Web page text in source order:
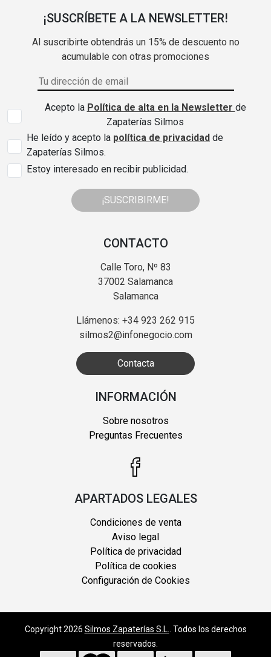
¡SUSCRÍBETE A LA NEWSLETTER!
Al suscribirte obtendrás un 15% de descuento no
acumulable con otras promociones
Acepto la Política de alta en la Newsletter de
Zapaterías Silmos
He leído y acepto la política de privacidad de
Zapaterías Silmos.
Estoy interesado en recibir publicidad.
¡SUSCRIBIRME!
CONTACTO
Calle Toro, Nº 83
37002 Salamanca
Salamanca
Llámenos: +34 923 262 915
silmos2@infonegocio.com
Contacta
INFORMACIÓN
Sobre nosotros
Preguntas Frecuentes
APARTADOS LEGALES
Condiciones de venta
Aviso legal
Política de privacidad
Política de cookies
Configuración de Cookies
Copyright 2026 Silmos Zapaterías S.L.
. Todos los derechos
reservados.